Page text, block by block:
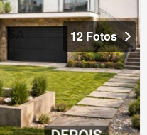
12 Fotos